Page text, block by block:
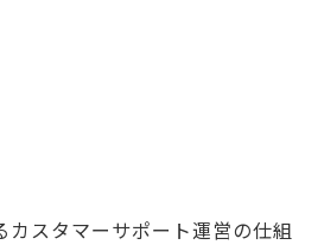
カスタマーサポート運営の仕組